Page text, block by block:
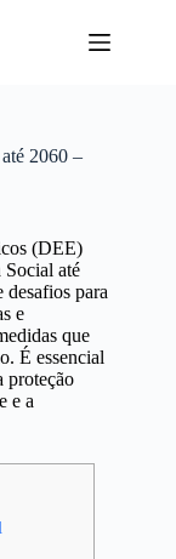
2060 –
(DEE)
Social até
desafios para
e
que
É essencial
proteção
e a